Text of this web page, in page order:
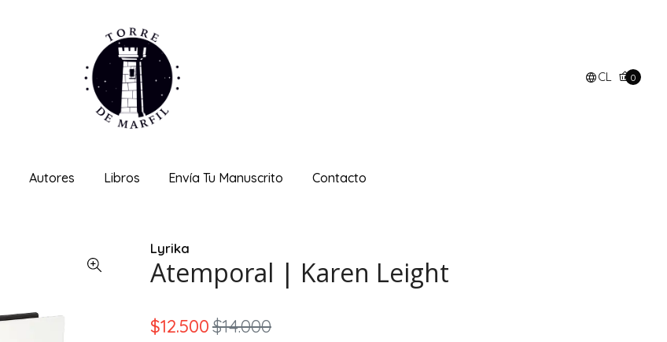
CL 0
Autores Libros Envía Tu Manuscrito Contacto
Lyrika
Atemporal | Karen Leight
$12.500$14.000